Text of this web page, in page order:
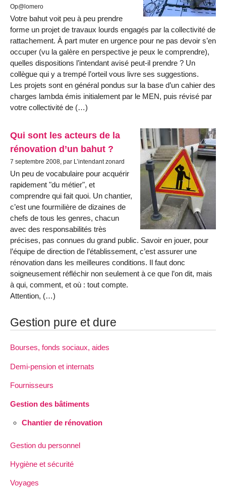
Op@lomero
Votre bahut voit peu à peu prendre
forme un projet de travaux lourds engagés par la collectivité de
rattachement. À part muter en urgence pour ne pas devoir s’en
occuper (vu la galère en perspective je peux le comprendre),
quelles dispositions l’intendant avisé peut-il prendre ? Un
collègue qui y a trempé l’orteil vous livre ses suggestions.
Les projets sont en général pondus sur la base d’un cahier des
charges lambda émis initialement par le MEN, puis révisé par
votre collectivité de (…)
Qui sont les acteurs de la
rénovation d’un bahut ?
7 septembre 2008, par L’intendant zonard
Un peu de vocabulaire pour acquérir
rapidement "du métier", et
comprendre qui fait quoi. Un chantier,
c’est une fourmilière de dizaines de
chefs de tous les genres, chacun
avec des responsabilités très
précises, pas connues du grand public. Savoir en jouer, pour
l’équipe de direction de l’établissement, c’est assurer une
rénovation dans les meilleures conditions. Il faut donc
soigneusement réfléchir non seulement à ce que l’on dit, mais
à qui, comment, et où : tout compte.
Attention, (…)
Gestion pure et dure
Bourses, fonds sociaux, aides
Demi-pension et internats
Fournisseurs
Gestion des bâtiments
Chantier de rénovation
Gestion du personnel
Hygiène et sécurité
Voyages